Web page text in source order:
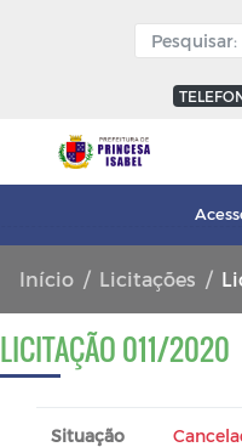
Início Licitações
LICITAÇÃO 011/2020
Situação